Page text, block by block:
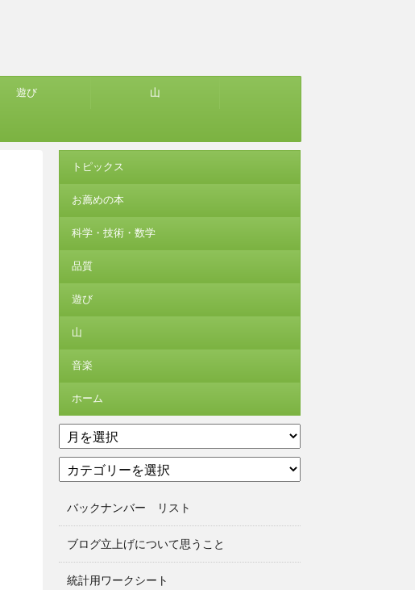
遊び 山
トピックス
お薦めの本
科学・技術・数学
品質
遊び
山
音楽
ホーム
ア
ー
イ
テ
リバックナンバー リスト
ブログ立上げについて思うこと
統計用ワークシート